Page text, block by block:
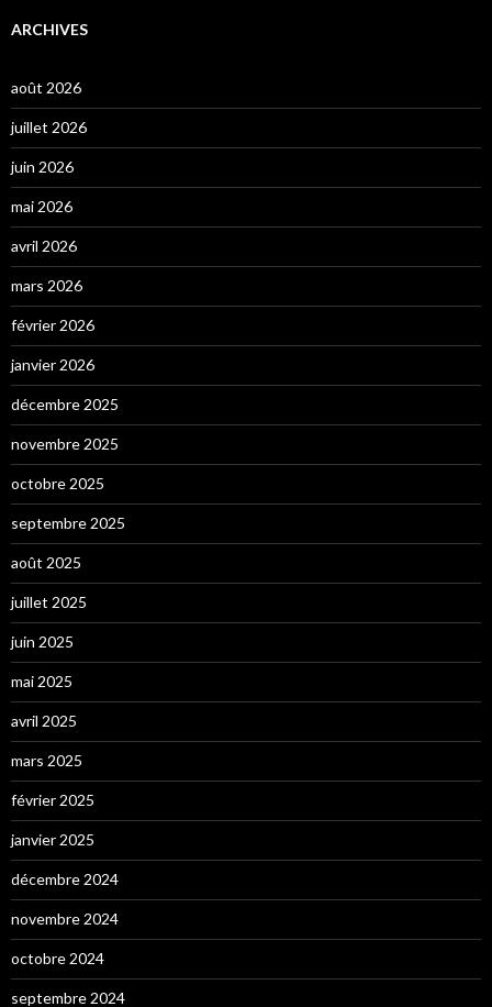
ARCHIVES
août 2026
juillet 2026
juin 2026
mai 2026
avril 2026
mars 2026
février 2026
janvier 2026
décembre 2025
novembre 2025
octobre 2025
septembre 2025
août 2025
juillet 2025
juin 2025
mai 2025
avril 2025
mars 2025
février 2025
janvier 2025
décembre 2024
novembre 2024
octobre 2024
septembre 2024